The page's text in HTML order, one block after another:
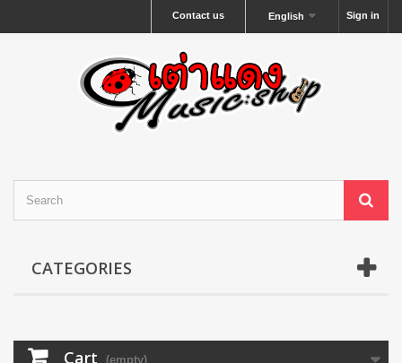
Sign in
English
Contact us
CATEGORIES
Cart (empty)